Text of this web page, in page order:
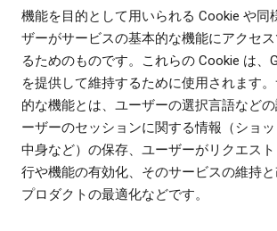
機能を目的として用いられる Cookie や同
ザーがサービスの基本的な機能にアクセ
るためのものです。これらの Cookie は、
を提供して維持するために使用されます
的な機能とは、ユーザーの選択言語など
ーザーのセッションに関する情報（ショ
中身など）の保存、ユーザーがリクエス
行や機能の有効化、そのサービスの維持
プロダクトの最適化などです。